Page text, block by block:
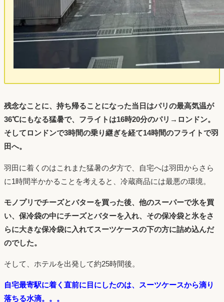
残念なことに、持ち帰ることになった当日はパリの最高気温が
36℃にもなる猛暑で、フライトは16時20分のパリ→ロンドン。
そしてロンドンで3時間の乗り継ぎを経て14時間のフライトで羽
田へ。
羽田に着くのはこれまた猛暑の夕方で、自宅へは羽田からさら
に1時間半かかることを考えると、冷蔵商品には最悪の環境。
モノプリでチーズとバターを買った後、他のスーパーで氷を買
い、保冷袋の中にチーズとバターを入れ、その保冷袋と氷をさ
らに大きな保冷袋に入れてスーツケースの下の方に詰め込んだ
のでした。
そして、ホテルを出発して約25時間後。
自宅最寄駅に着く直前に目にしたのは、スーツケースから滴り
落ちる水滴。。。